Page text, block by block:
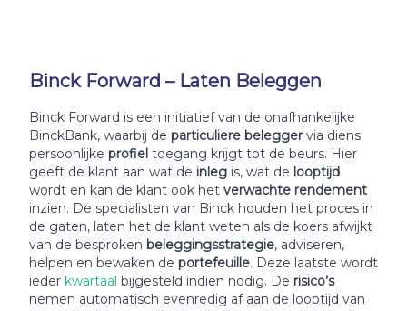
Binck Forward – Laten Beleggen
Binck Forward is een initiatief van de onafhankelijke
BinckBank, waarbij de particuliere beleggervia diens
persoonlijke profiel toegang krijgt tot de beurs. Hier
geeft de klant aan wat de inleg is, wat de looptijd
wordt en kan de klant ook het verwachte rendement
inzien. De specialisten van Binck houden het proces in
de gaten, laten het de klant weten als de koers afwijkt
van de besproken beleggingsstrategie, adviseren,
helpen en bewaken de portefeuille. Deze laatste wordt
ieder kwartaal bijgesteld indien nodig. De risico’s
nemen automatisch evenredig af aan de looptijd van